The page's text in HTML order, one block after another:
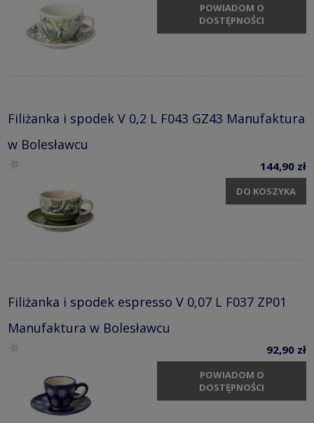
POWIADOM O
DOSTĘPNOŚCI
Filiżanka i spodek V 0,2 L F043 GZ43 Manufaktura
w Bolesławcu
144,90 zł
DO KOSZYKA
Filiżanka i spodek espresso V 0,07 L F037 ZP01
Manufaktura w Bolesławcu
92,90 zł
POWIADOM O
DOSTĘPNOŚCI